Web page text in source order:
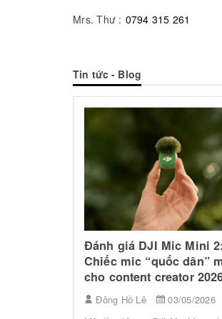
Mrs. Thư : 0794 315 261
Tin tức - Blog
Flycam DJI Lito X1 có
mua năm 2026? Đánh giá
chi tiết từ A–Z
Đông Hồ Lê
03/05/2026
Flycam DJI Lito X1 có gì nổi bật?